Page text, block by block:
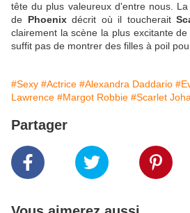
tête du plus valeureux d'entre nous.
de Phoenixdécrit où il toucherait
clairement la scène la plus excitante
suffit pas de montrer des filles à poil
#Sexy #Actrice #Alexandra Daddario
Lawrence #Margot Robbie #Scarlet
Partager